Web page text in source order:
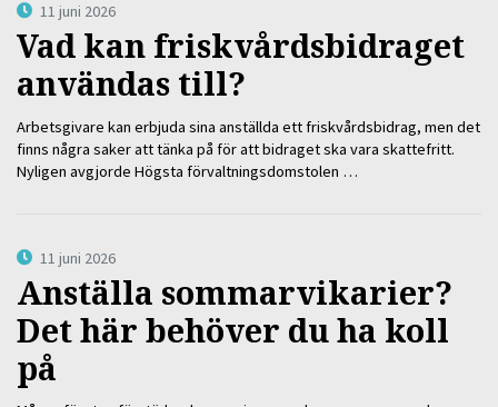
11 juni 2026
Vad kan friskvårdsbidraget
användas till?
Arbetsgivare kan erbjuda sina anställda ett friskvårdsbidrag, men det
finns några saker att tänka på för att bidraget ska vara skattefritt.
Nyligen avgjorde Högsta förvaltningsdomstolen …
11 juni 2026
Anställa sommarvikarier?
Det här behöver du ha koll
på